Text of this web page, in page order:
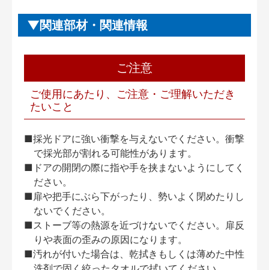
関連部材・関連情報
ご注意
ご使用にあたり、ご注意・ご理解いただき
たいこと
■採光ドアに強い衝撃を与えないでください。衝撃
で採光部が割れる可能性があります。
■ドアの開閉の際に指や手を挟まないようにしてく
ださい。
■扉や把手にぶら下がったり、勢いよく閉めたりし
ないでください。
■ストーブ等の熱源を近づけないでください。扉反
りや表面の歪みの原因になります。
■汚れが付いた場合は、乾拭きもしくは薄めた中性